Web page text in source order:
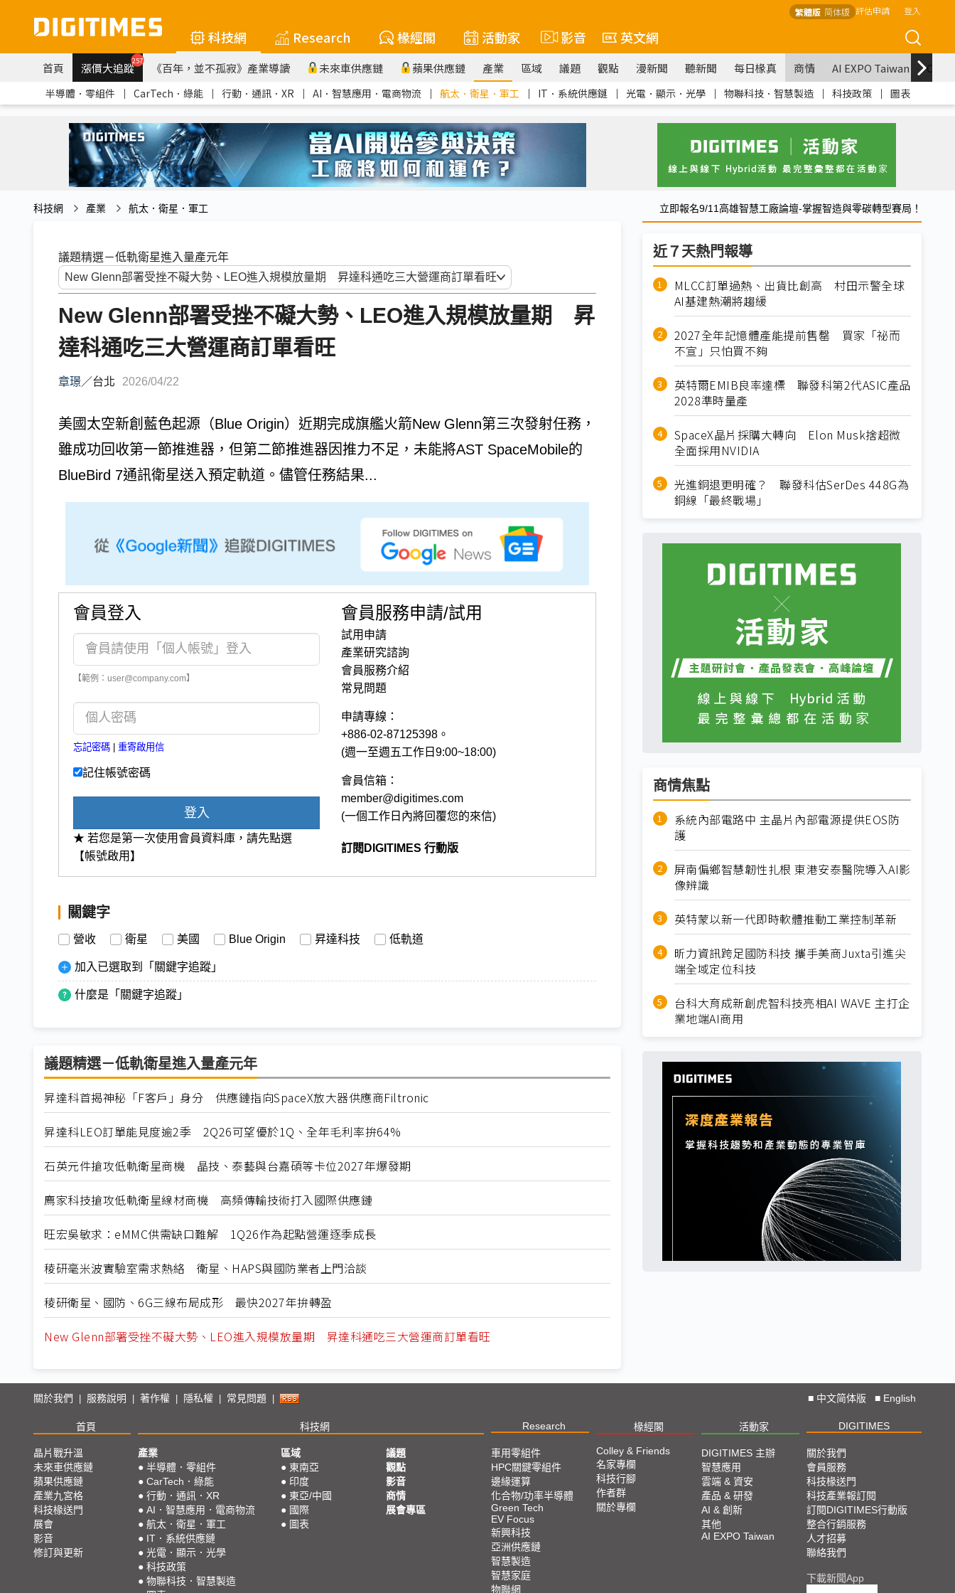
繁體版 简体版 評估申請 登入
科技網 Research 椽經閣 活動家 影音 英文網
首頁 漲價大追蹤257 《百年，並不孤寂》產業導讀 未來車供應鏈 蘋果供應鏈 產業 區域 議題 觀點 漫新聞 聽新聞 每日椽真 商情 AI EXPO Taiwan
半導體．零組件 ｜ CarTech．綠能 ｜ 行動．通訊．XR ｜ AI．智慧應用．電商物流 ｜ 航太．衛星．軍工 ｜ IT．系統供應鏈 ｜ 光電．顯示．光學 ｜ 物聯科技．智慧製造 ｜ 科技政策 ｜ 圖表
科技網 產業 航太．衛星．軍工 立即報名9/11高雄智慧工廠論壇-掌握智造與零碳轉型賽局！
議題精選－低軌衛星進入量產元年
New Glenn部署受挫不礙大勢、LEO進入規模放量期 昇
達科通吃三大營運商訂單看旺
章璟／台北 2026/04/22
美國太空新創藍色起源（Blue Origin）近期完成旗艦火箭New Glenn第三次發射任務，
雖成功回收第一節推進器，但第二節推進器因推力不足，未能將AST SpaceMobile的
BlueBird 7通訊衛星送入預定軌道。儘管任務結果...
會員登入
【範例：user@company.com】
忘記密碼 重寄啟用信
記住帳號密碼
登入
★ 若您是第一次使用會員資料庫，請先點選
【帳號啟用】
會員服務申請/試用
試用申請
產業研究諮詢
會員服務介紹
常見問題
申請專線：
+886-02-87125398。
(週一至週五工作日9:00~18:00)
會員信箱：
member@digitimes.com
(一個工作日內將回覆您的來信)
訂閱DIGITIMES 行動版
關鍵字
營收 衛星 美國 Blue Origin 昇達科技 低軌道
加入已選取到「關鍵字追蹤」
什麼是「關鍵字追蹤」
議題精選－低軌衛星進入量產元年
昇達科首揭神秘「F客戶」身分 供應鏈指向SpaceX放大器供應商Filtronic
昇達科LEO訂單能見度逾2季 2Q26可望優於1Q、全年毛利率拚64%
石英元件搶攻低軌衛星商機 晶技、泰藝與台嘉碩等卡位2027年爆發期
廌家科技搶攻低軌衛星線材商機 高頻傳輸技術打入國際供應鏈
旺宏吳敏求：eMMC供需缺口難解 1Q26作為起點營運逐季成長
稜研毫米波實驗室需求熱絡 衛星、HAPS與國防業者上門洽談
稜研衛星、國防、6G三線布局成形 最快2027年拚轉盈
New Glenn部署受挫不礙大勢、LEO進入規模放量期 昇達科通吃三大營運商訂單看旺
近７天熱門報導
MLCC訂單過熱、出貨比創高 村田示警全球
AI基建熱潮將趨緩
2027全年記憶體產能提前售罄 買家「祕而
不宣」只怕買不夠
英特爾EMIB良率達標 聯發科第2代ASIC產品
2028準時量產
SpaceX晶片採購大轉向 Elon Musk捨超微
全面採用NVIDIA
光進銅退更明確？ 聯發科估SerDes 448G為
銅線「最終戰場」
商情焦點
系統內部電路中 主晶片內部電源提供EOS防
護
屏南偏鄉智慧韌性扎根 東港安泰醫院導入AI影
像辨識
英特蒙以新一代即時軟體推動工業控制革新
昕力資訊跨足國防科技 攜手美商Juxta引進尖
端全域定位科技
台科大育成新創虎智科技亮相AI WAVE 主打企
業地端AI商用
關於我們 服務說明 著作權 隱私權 常見問題 ■ 中文简体版 ■ English
首頁 科技網 Research 椽經閣 活動家 DIGITIMES
晶片戰升溫
未來車供應鏈
蘋果供應鏈
產業九宮格
科技椽送門
展會
影音
修訂與更新
產業
● 半導體．零組件
● CarTech．綠能
● 行動．通訊．XR
● AI．智慧應用．電商物流
● 航太．衛星．軍工
● IT．系統供應鏈
● 光電．顯示．光學
● 科技政策
● 物聯科技．智慧製造
區域
● 東南亞
● 印度
● 東亞/中國
● 國際
● 圖表
議題
觀點
影音
商情
展會專區
車用零組件
HPC關鍵零組件
邊緣運算
化合物/功率半導體
Green Tech
EV Focus
新興科技
亞洲供應鏈
智慧製造
智慧家庭
物聯網
Colley & Friends
名家專欄
科技行腳
作者群
關於專欄
DIGITIMES 主辦
智慧應用
雲端 & 資安
產品 & 研發
AI & 創新
其他
AI EXPO Taiwan
關於我們
會員服務
科技椽送門
科技產業報訂閱
訂閱DIGITIMES行動版
整合行銷服務
人才招募
聯絡我們
下載新聞App